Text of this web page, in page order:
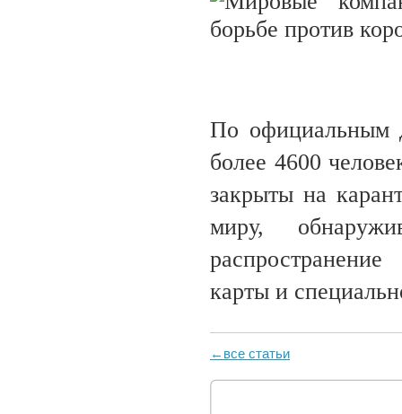
По официальным
более 4600
закрыты на
миру,
карты и
←все статьи